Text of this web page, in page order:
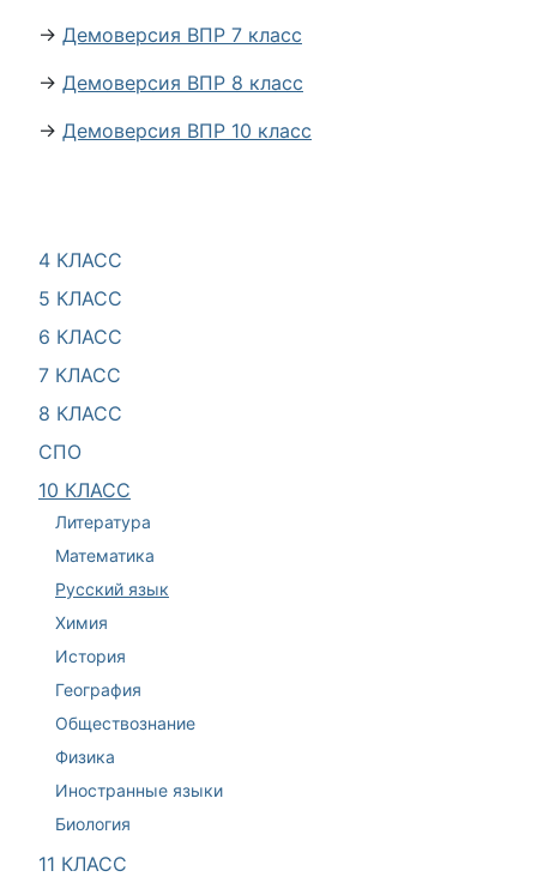
4 КЛАСС
5 КЛАСС
6 КЛАСС
7 КЛАСС
8 КЛАСС
СПО
10 КЛАСС
Литература
Математика
Русский язык
Химия
История
География
Обществознание
Физика
Иностранные языки
Биология
11 КЛАСС
→ Демоверсия ВПР 7 класс
→ Демоверсия ВПР 8 класс
→ Демоверсия ВПР 10 класс